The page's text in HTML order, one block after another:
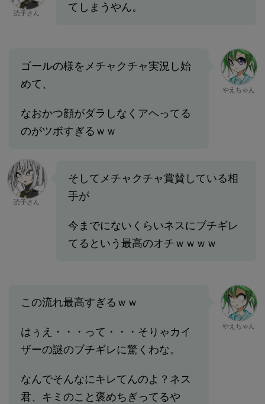
読子さん
てしまうやん。
ゴールの様をメチャクチャ実況し始
めて、
なおかつ顔がダラしなくアヘってる
のがツボすぎるｗｗ
やえちゃん
読子さん
そしてメチャクチャ賞賛している相
手が
今までにないくらいネスにブチギレ
てるという最高のオチｗｗｗｗ
この流れ最高すぎるｗｗ
はぅえ・・・って・・・そりゃカイ
ザーの謎のブチギレに驚くわな。
なんでそんなにキレてんのよ？ネス
君、キミのこと褒めちぎってるや
やえちゃん